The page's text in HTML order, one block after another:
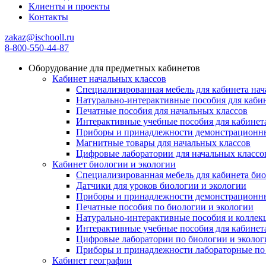
Клиенты и проекты
Контакты
zakaz@ischooll.ru
8-800-550-44-87
Оборудование для предметных кабинетов
Кабинет начальных классов
Специализированная мебель для кабинета
Натурально-интерактивные пособия для
Печатные пособия для начальных классов
Интерактивные учебные пособия для
Приборы и принадлежности
Магнитные товары для начальных классов
Цифровые лаборатории для начальных
Кабинет биологии и экологии
Специализированная мебель для кабинета
Датчики для уроков биологии и экологии
Приборы и принадлежности
Печатные пособия по биологии и экологии
Натурально-интерактивные пособия и
Интерактивные учебные пособия для
Цифровые лаборатории по биологии и
Приборы и принадлежности лабораторные
Кабинет географии